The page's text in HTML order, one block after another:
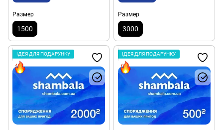
Размер
1500
Размер
3000
ІДЕЯ ДЛЯ ПОДАРУНКУ ІДЕЯ ДЛЯ ПОДАРУНКУ